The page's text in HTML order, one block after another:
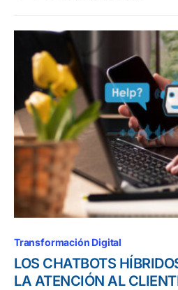
Transformación Digital
LOS CHATBOTS
LA ATENCIÓN AL